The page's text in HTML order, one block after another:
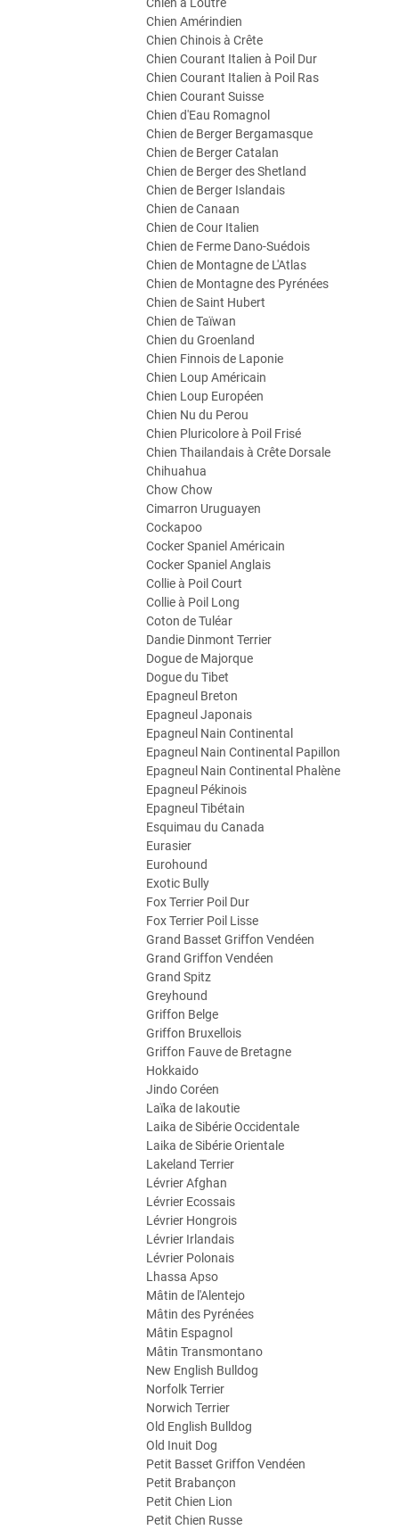
Chien Amérindien
Chien Chinois à Crête
Chien Courant Italien à Poil Dur
Chien Courant Italien à Poil Ras
Chien Courant Suisse
Chien d'Eau Romagnol
Chien de Berger Bergamasque
Chien de Berger Catalan
Chien de Berger des Shetland
Chien de Berger Islandais
Chien de Canaan
Chien de Cour Italien
Chien de Ferme Dano-Suédois
Chien de Montagne de L'Atlas
Chien de Montagne des Pyrénées
Chien de Saint Hubert
Chien de Taïwan
Chien du Groenland
Chien Finnois de Laponie
Chien Loup Américain
Chien Loup Européen
Chien Nu du Perou
Chien Pluricolore à Poil Frisé
Chien Thailandais à Crête Dorsale
Chihuahua
Chow Chow
Cimarron Uruguayen
Cockapoo
Cocker Spaniel Américain
Cocker Spaniel Anglais
Collie à Poil Court
Collie à Poil Long
Coton de Tuléar
Dandie Dinmont Terrier
Dogue de Majorque
Dogue du Tibet
Epagneul Breton
Epagneul Japonais
Epagneul Nain Continental
Epagneul Nain Continental Papillon
Epagneul Nain Continental Phalène
Epagneul Pékinois
Epagneul Tibétain
Esquimau du Canada
Eurasier
Eurohound
Exotic Bully
Fox Terrier Poil Dur
Fox Terrier Poil Lisse
Grand Basset Griffon Vendéen
Grand Griffon Vendéen
Grand Spitz
Greyhound
Griffon Belge
Griffon Bruxellois
Griffon Fauve de Bretagne
Hokkaido
Jindo Coréen
Laïka de Iakoutie
Laika de Sibérie Occidentale
Laika de Sibérie Orientale
Lakeland Terrier
Lévrier Afghan
Lévrier Ecossais
Lévrier Hongrois
Lévrier Irlandais
Lévrier Polonais
Lhassa Apso
Mâtin de l'Alentejo
Mâtin des Pyrénées
Mâtin Espagnol
Mâtin Transmontano
New English Bulldog
Norfolk Terrier
Norwich Terrier
Old English Bulldog
Old Inuit Dog
Petit Basset Griffon Vendéen
Petit Brabançon
Petit Chien Lion
Petit Chien Russe